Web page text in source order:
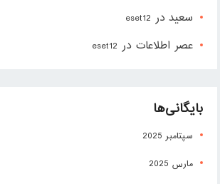
سعید در eset12
عصر اطلاعات در eset12
بایگانی‌ها
سپتامبر 2025
مارس 2025